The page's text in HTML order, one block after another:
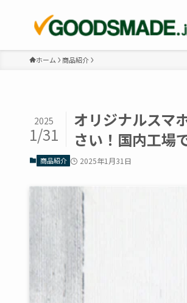
ホーム 商品紹介
オリジナルスマ
さい！国内工場
2025
1/31
商品紹介 2025年1月31日